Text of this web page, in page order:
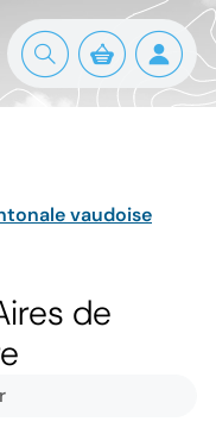
vaudoise
de